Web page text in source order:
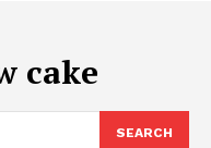
cake
SEARCH